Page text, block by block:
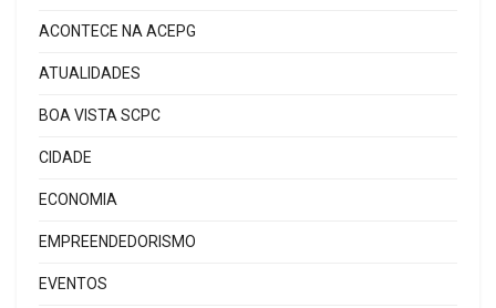
ACONTECE NA ACEPG
ATUALIDADES
BOA VISTA SCPC
CIDADE
ECONOMIA
EMPREENDEDORISMO
EVENTOS